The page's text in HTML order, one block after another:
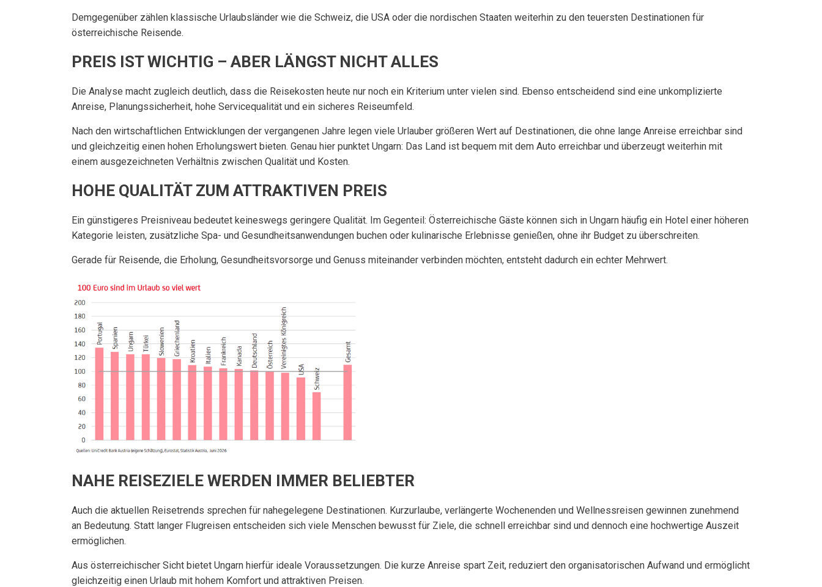
Demgegenüber zählen klassische Urlaubsländer wie die Schweiz, die USA oder die nordischen Staaten weiterhin zu den teuersten Destinationen für
österreichische Reisende.
PREIS IST WICHTIG – ABER LÄNGST NICHT ALLES
Die Analyse macht zugleich deutlich, dass die Reisekosten heute nur noch ein Kriterium unter vielen sind. Ebenso entscheidend sind eine unkomplizierte
Anreise, Planungssicherheit, hohe Servicequalität und ein sicheres Reiseumfeld.
Nach den wirtschaftlichen Entwicklungen der vergangenen Jahre legen viele Urlauber größeren Wert auf Destinationen, die ohne lange Anreise erreichbar sind
und gleichzeitig einen hohen Erholungswert bieten. Genau hier punktet Ungarn: Das Land ist bequem mit dem Auto erreichbar und überzeugt weiterhin mit
einem ausgezeichneten Verhältnis zwischen Qualität und Kosten.
HOHE QUALITÄT ZUM ATTRAKTIVEN PREIS
Ein günstigeres Preisniveau bedeutet keineswegs geringere Qualität. Im Gegenteil: Österreichische Gäste können sich in Ungarn häufig ein Hotel einer höheren
Kategorie leisten, zusätzliche Spa- und Gesundheitsanwendungen buchen oder kulinarische Erlebnisse genießen, ohne ihr Budget zu überschreiten.
Gerade für Reisende, die Erholung, Gesundheitsvorsorge und Genuss miteinander verbinden möchten, entsteht dadurch ein echter Mehrwert.
NAHE REISEZIELE WERDEN IMMER BELIEBTER
Auch die aktuellen Reisetrends sprechen für nahegelegene Destinationen. Kurzurlaube, verlängerte Wochenenden und Wellnessreisen gewinnen zunehmend
an Bedeutung. Statt langer Flugreisen entscheiden sich viele Menschen bewusst für Ziele, die schnell erreichbar sind und dennoch eine hochwertige Auszeit
ermöglichen.
Aus österreichischer Sicht bietet Ungarn hierfür ideale Voraussetzungen. Die kurze Anreise spart Zeit, reduziert den organisatorischen Aufwand und ermöglicht
gleichzeitig einen Urlaub mit hohem Komfort und attraktiven Preisen.